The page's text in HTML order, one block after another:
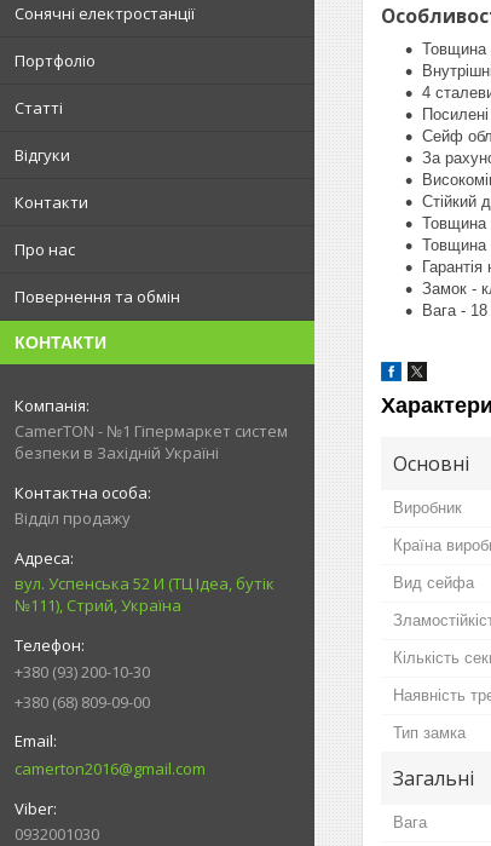
Сонячні електростанції
Портфоліо
Статті
Відгуки
Контакти
Про нас
Повернення та обмін
КОНТАКТИ
CamerTON - №1 Гіпермаркет систем
безпеки в Західній Україні
Відділ продажу
вул. Успенська 52 И (ТЦ Ідеа, бутік
№111), Стрий, Україна
+380 (93) 200-10-30
+380 (68) 809-09-00
camerton2016@gmail.com
0932001030
Товщина
4
Сейф
За
Стійкий
Товщина
Товщина
Замок -
Вага - 18
Основні
Виробник
Країна
Вид сейфа
Кількість
Наявність
Тип замка
Загальні
Вага